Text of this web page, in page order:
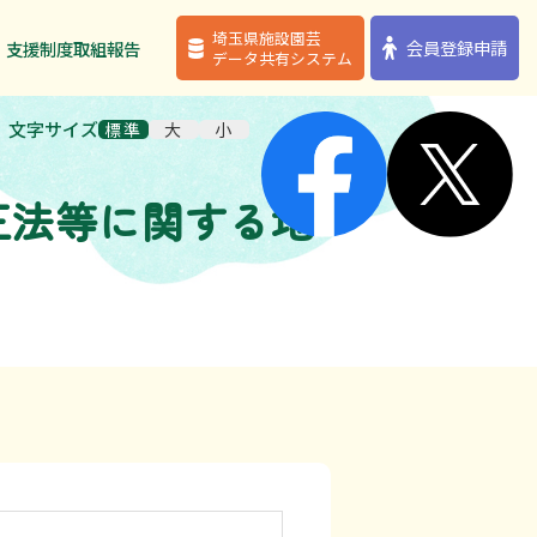
支援制度取組報告
埼玉県施設園芸
データ共有システム
会員登録申請
文字サイズ 標準 大 小
支援制度取組報告
埼玉県施設園芸
データ共有システム
会員登録申請
等に関する地